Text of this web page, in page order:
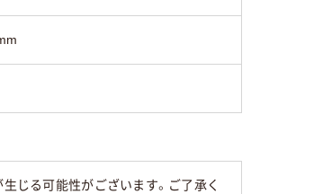
じる可能性がございます。ご了承く